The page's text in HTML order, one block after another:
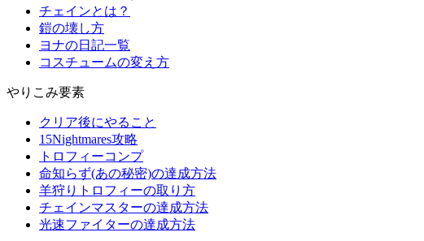
チェインとは？
鎧の壊し方
ヨナの日記一覧
コスチュームの変え方
やりこみ要素
クリア後にやること
15Nightmares攻略
トロフィーコンプ
命知らず(あの秘密)の達成方法
羊狩りトロフィーの取り方
チェインマスターの達成方法
光速ファイターの達成方法